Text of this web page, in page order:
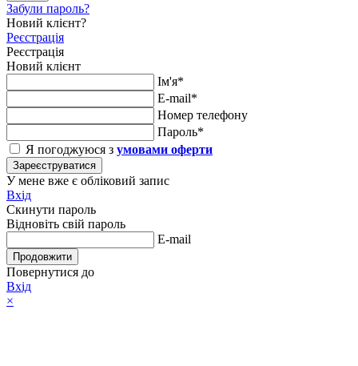
Забули пароль?
Новий клієнт?
Реєстрація
Реєстрація
Новий клієнт
Ім'я*
E-mail*
Номер телефону
Пароль*
Я погоджуюся з умовами оферти
Зареєструватися
У мене вже є обліковий запис
Вхід
Скинути пароль
Відновіть свій пароль
E-mail
Продовжити
Повернутися до
Вхід
×